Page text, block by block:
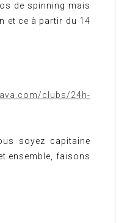
de spinning mais
et ce à partir du 14
clubs/24h-
soyez capitaine
ensemble, faisons